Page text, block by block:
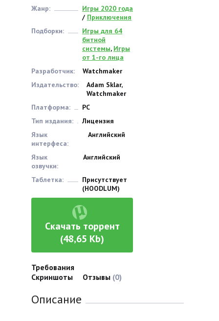
Жанр:
Игры 2020 года
/ Приключения
Подборки:
Игры для 64
битной
системы, Игры
от 1-го лица
Разработчик:
Watchmaker
Издательство:
Adam Sklar,
Watchmaker
Платформа:
PC
Тип издания:
Лицензия
Язык
интерфеса:
Английский
Язык
озвучки:
Английский
Таблетка:
Присутствует
(HOODLUM)
Скачать торрент
(48,65 Kb)
Требования
Скриншоты
Отзывы (0)
Описание